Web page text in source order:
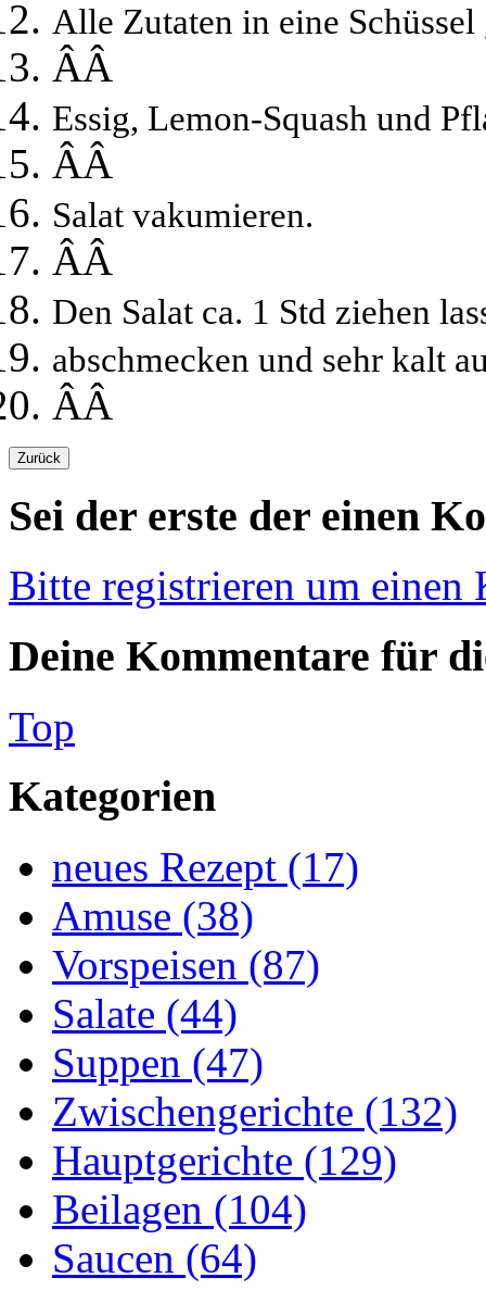
Alle Zutaten in eine
ÂÂ
Essig, Lemon-Squash und
ÂÂ
Salat vakumieren.
ÂÂ
Den Salat ca. 1 Std ziehen
abschmecken und sehr kalt
ÂÂ
Sei der erste der einen
Bitte registrieren um einen
Deine Kommentare für
Top
Kategorien
neues Rezept (17)
Amuse (38)
Vorspeisen (87)
Salate (44)
Suppen (47)
Zwischengerichte (132)
Hauptgerichte (129)
Beilagen (104)
Saucen (64)